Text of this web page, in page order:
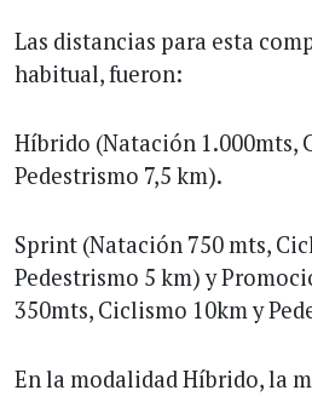
Las distancias para esta
habitual, fueron:
Híbrido (Natación 1.000mts,
Pedestrismo 7,5 km).
Sprint (Natación 750 mts,
Pedestrismo 5 km) y
350mts, Ciclismo 10km y
En la modalidad Híbrido, la